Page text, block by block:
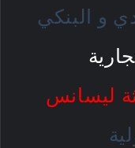
و البنكي
ليسانس